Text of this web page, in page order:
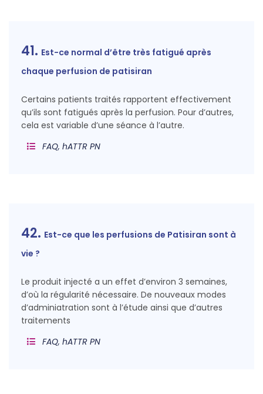
41. Est-ce normal d’être très fatigué après
chaque perfusion de patisiran
Certains patients traités rapportent effectivement
qu’ils sont fatigués après la perfusion. Pour d’autres,
cela est variable d’une séance à l’autre.
FAQ, hATTR PN
42. Est-ce que les perfusions de Patisiran sont à
vie ?
Le produit injecté a un effet d’environ 3 semaines,
d’où la régularité nécessaire. De nouveaux modes
d’adminiatration sont à l’étude ainsi que d’autres
traitements
FAQ, hATTR PN